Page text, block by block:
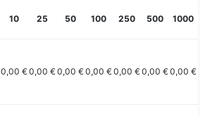
10 25 50 100 250 500 1000
0,00 € 0,00 € 0,00 € 0,00 € 0,00 € 0,00 € 0,00 €